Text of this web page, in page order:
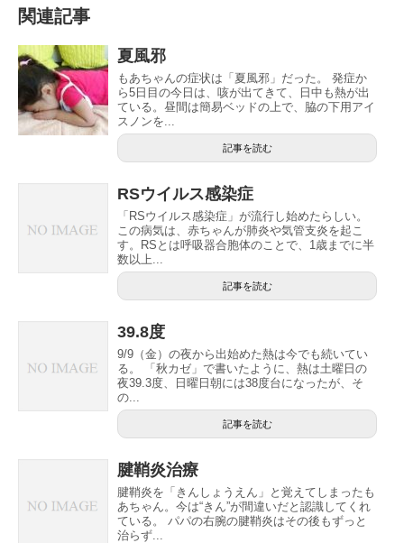
関連記事
夏風邪
もあちゃんの症状は「夏風邪」だった。 発症か
ら5日目の今日は、咳が出てきて、日中も熱が出
ている。昼間は簡易ベッドの上で、脇の下用アイ
スノンを...
記事を読む
RSウイルス感染症
「RSウイルス感染症」が流行し始めたらしい。
この病気は、赤ちゃんが肺炎や気管支炎を起こ
す。RSとは呼吸器合胞体のことで、1歳までに半
数以上...
記事を読む
39.8度
9/9（金）の夜から出始めた熱は今でも続いてい
る。 「秋カゼ」で書いたように、熱は土曜日の
夜39.3度、日曜日朝には38度台になったが、そ
の...
記事を読む
腱鞘炎治療
腱鞘炎を「きんしょうえん」と覚えてしまったも
あちゃん。今は“きん”が間違いだと認識してくれ
ている。 パパの右腕の腱鞘炎はその後もずっと
治らず...